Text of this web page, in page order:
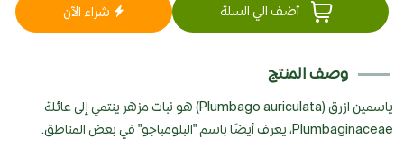
أضف الي السلة شراء الآن
وصف المنتج
ياسمين ازرق (Plumbago auriculata) هو نبات مزهر ينتمي إلى عائلة
Plumbaginaceae، يعرف أيضًا باسم "البلومباجو" في بعض المناطق.